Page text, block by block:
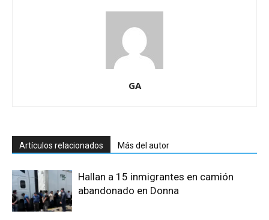
GA
Artículos relacionados Más del autor
Hallan a 15 inmigrantes en camión
abandonado en Donna